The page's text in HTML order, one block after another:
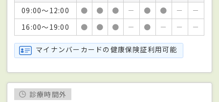
09:00～12:00 ● ● ● － ● ● －
－
16:00～19:00
● ● ● － ● － － －
マイナンバーカードの健康保険証利用可能
診療時間外